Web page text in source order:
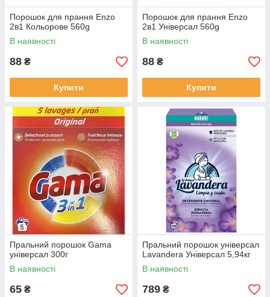
Порошок для прання Enzo
2в1 Кольорове 560g
В наявності
88 ₴
Купити
Порошок для прання Enzo
2в1 Універсал 560g
В наявності
88 ₴
Купити
Пральний порошок Gama
універсал 300г
В наявності
65 ₴
Пральний порошок універсал
Lavandera Універсал 5,94кг
В наявності
789 ₴